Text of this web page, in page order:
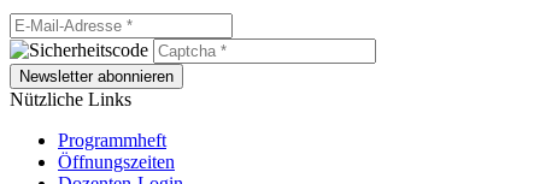
Newsletter abonnieren
Nützliche Links
Programmheft
Öffnungszeiten